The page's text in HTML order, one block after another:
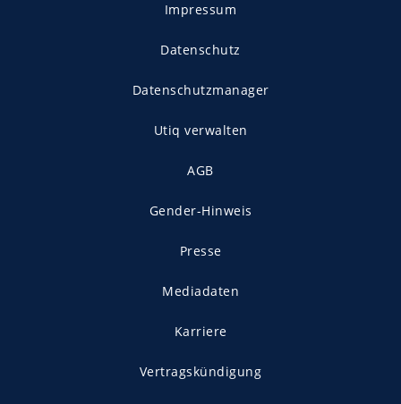
Impressum
Datenschutz
Datenschutzmanager
Utiq verwalten
AGB
Gender-Hinweis
Presse
Mediadaten
Karriere
Vertragskündigung